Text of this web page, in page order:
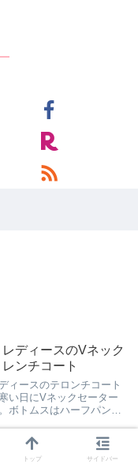
ディースのVネック
ンチコート
ィースのテロンチコート
い日にVネックセーター
ボトムスはハーフパンツ
しさを出すなら明るい色
。着画で着こなし方のコ
。
がスマートカジュア
トップ サイドバー